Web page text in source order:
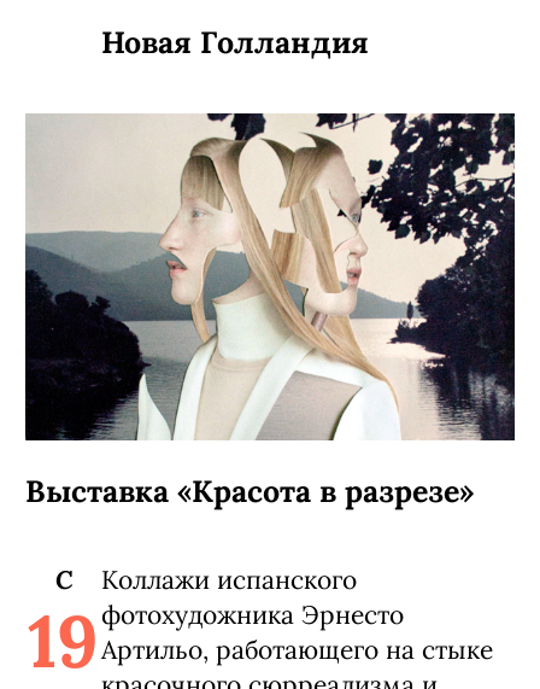
Новая Голландия
Выставка «Красота в разрезе»
C
19
Коллажи испанского
фотохудожника Эрнесто
Артильо, работающего на стыке